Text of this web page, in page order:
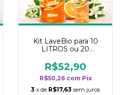
Kit LaveBio para 10
LITROS ou 20
rendimento da
categoria - Flor de
Laranjeira
R$52,90
R$50,26 com Pix
3 x de R$17,63 sem juros